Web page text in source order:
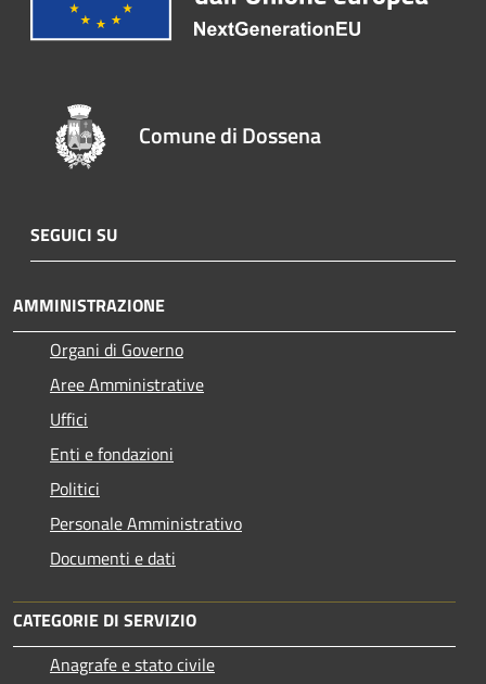
Comune di Dossena
SEGUICI SU
AMMINISTRAZIONE
Organi di Governo
Aree Amministrative
Uffici
Enti e fondazioni
Politici
Personale Amministrativo
Documenti e dati
CATEGORIE DI SERVIZIO
Anagrafe e stato civile